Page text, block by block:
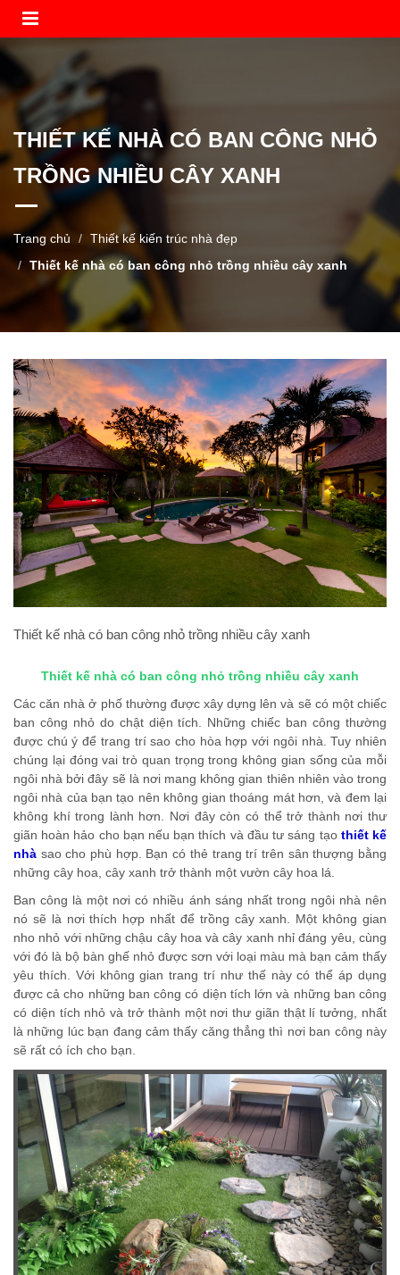
THIẾT KẾ NHÀ CÓ BAN CÔNG NHỎ
TRỒNG NHIỀU CÂY XANH
Trang chủ
Thiết kế kiến trúc nhà đẹp
Thiết kế nhà có ban công nhỏ trồng nhiều cây xanh
Thiết kế nhà có ban công nhỏ trồng nhiều cây xanh
Thiết kế nhà có ban công nhỏ trồng nhiều cây xanh
Các căn nhà ở phố thường được xây dựng lên và sẽ có một chiếc
ban công nhỏ do chật diện tích. Những chiếc ban công thường
được chú ý để trang trí sao cho hòa hợp với ngôi nhà. Tuy nhiên
chúng lại đóng vai trò quan trọng trong không gian sống của mỗi
ngôi nhà bởi đây sẽ là nơi mang không gian thiên nhiên vào trong
ngôi nhà của bạn tạo nên không gian thoáng mát hơn, và đem lại
không khí trong lành hơn. Nơi đây còn có thể trở thành nơi thư
giãn hoàn hảo cho bạn nếu bạn thích và đầu tư sáng tạo thiết kế
nhà sao cho phù hợp. Bạn có thẻ trang trí trên sân thượng bằng
những cây hoa, cây xanh trở thành một vườn cây hoa lá.
Ban công là một nơi có nhiều ánh sáng nhất trong ngôi nhà nên
nó sẽ là nơi thích hợp nhất để trồng cây xanh. Một không gian
nho nhỏ với những chậu cây hoa và cây xanh nhỉ đáng yêu, cùng
với đó là bộ bàn ghế nhỏ được sơn với loại màu mà bạn cảm thấy
yêu thích. Với không gian trang trí như thế này có thể áp dụng
được cả cho những ban công có diện tích lớn và những ban công
có diện tích nhỏ và trở thành một nơi thư giãn thật lí tưởng, nhất
là những lúc bạn đang cảm thấy căng thẳng thì nơi ban công này
sẽ rất có ích cho bạn.